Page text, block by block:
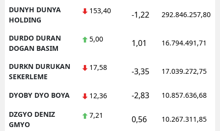
DUNYH DUNYA
HOLDING
153,40 -1,22 292.846.257,80
DURDO DURAN
DOGAN BASIM
5,00 1,01 16.794.491,71
DURKN DURUKAN
SEKERLEME
17,58 -3,35 17.039.272,75
DYOBY DYO BOYA 12,36 -2,83 10.857.636,68
DZGYO DENIZ
GMYO
7,21 0,56 10.267.311,85